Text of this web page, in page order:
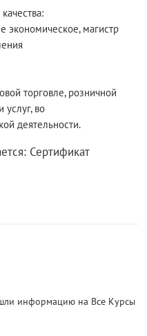
экономическое, магистр
торговле, розничной
услуг, во
деятельности.
Сертификат
информацию на Все Курсы